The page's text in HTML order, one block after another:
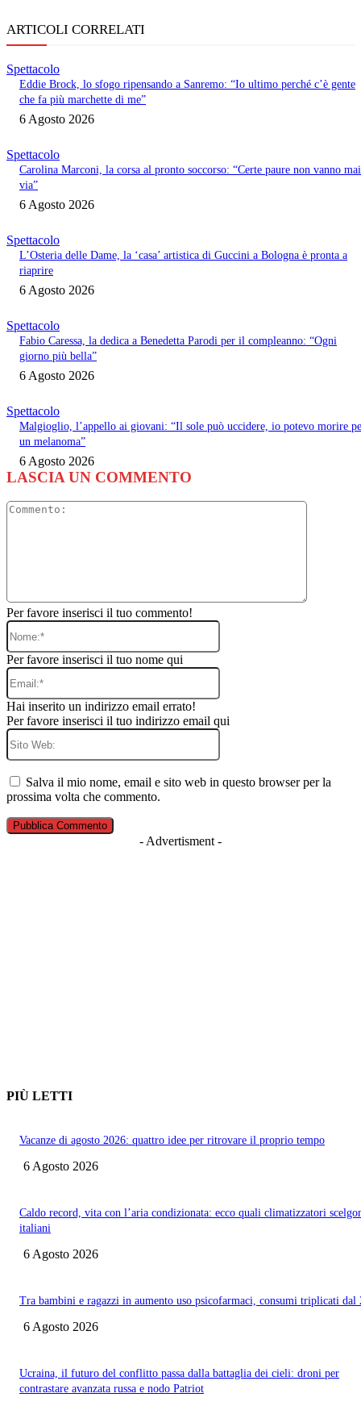
ARTICOLI CORRELATI
Spettacolo
Eddie Brock, lo sfogo ripensando a Sanremo: “Io ultimo perché c’è gente
che fa più marchette di me”
6 Agosto 2026
Spettacolo
Carolina Marconi, la corsa al pronto soccorso: “Certe paure non vanno mai
via”
6 Agosto 2026
Spettacolo
L’Osteria delle Dame, la ‘casa’ artistica di Guccini a Bologna è pronta a
riaprire
6 Agosto 2026
Spettacolo
Fabio Caressa, la dedica a Benedetta Parodi per il compleanno: “Ogni
giorno più bella”
6 Agosto 2026
Spettacolo
Malgioglio, l’appello ai giovani: “Il sole può uccidere, io potevo morire
un melanoma”
6 Agosto 2026
LASCIA UN COMMENTO
Per favore inserisci il tuo commento!
Nome:*
Per favore inserisci il tuo nome qui
Email:*
Hai inserito un indirizzo email errato!
Per favore inserisci il tuo indirizzo email qui
Sito
Salva il mio nome, email e sito web in questo browser per la
prossima volta che commento.
- Advertisment -
PIÙ LETTI
Vacanze di agosto 2026: quattro idee per ritrovare il proprio tempo
6 Agosto 2026
Caldo record, vita con l’aria condizionata: ecco quali climatizzatori
italiani
6 Agosto 2026
Tra bambini e ragazzi in aumento uso psicofarmaci, consumi triplicati dal
6 Agosto 2026
Ucraina, il futuro del conflitto passa dalla battaglia dei cieli: droni per
contrastare avanzata russa e nodo Patriot